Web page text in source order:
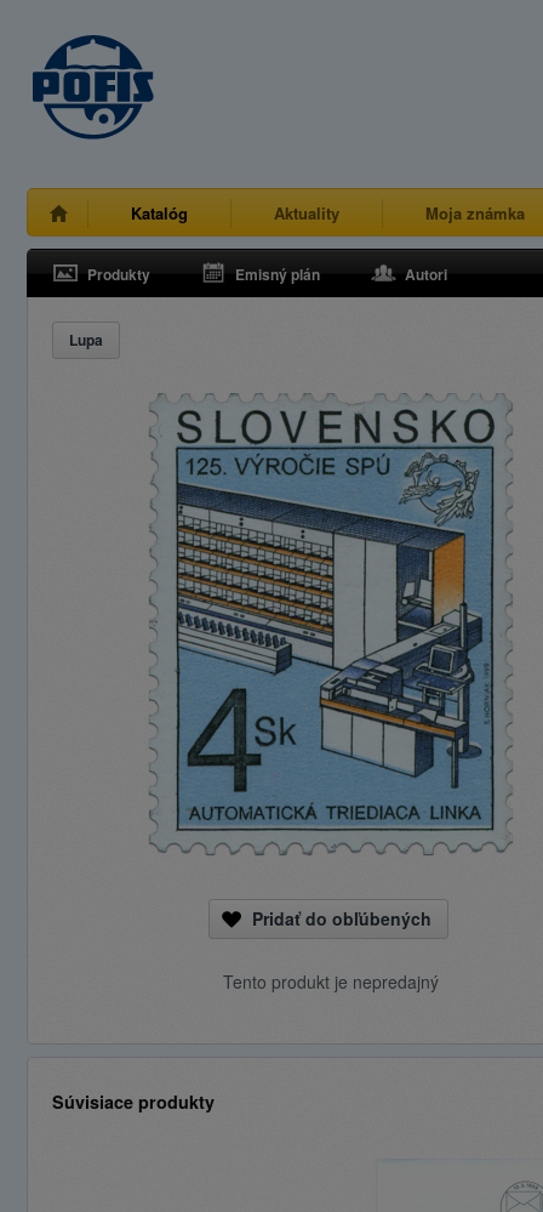
Katalóg Aktuality Moja známka
Produkty Emisný plán Autori
Lupa
Pridať do obľúbených
Tento produkt je nepredajný
Súvisiace produkty